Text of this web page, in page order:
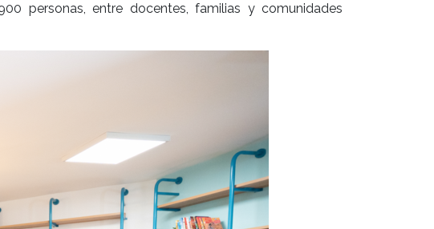
personas, entre docentes, familias y comunidades